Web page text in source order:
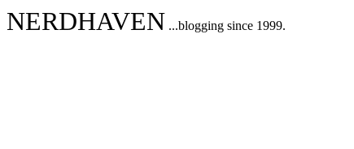
NERDHAVEN ...blogging since 1999.